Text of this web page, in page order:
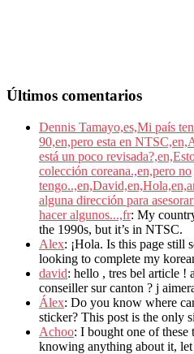
Últimos comentarios
Dennis Tamayo,es,Mi país
90,en,pero esta en
está un poco
colección coreana.,en,pero no
alguna dirección para
hacer algunos...,fr: My
the 1990s, but it’s in NTSC.
Alex: ¡Hola. Is this page still
looking to complete my
david: hello , tres bel article !
conseiller sur canton ? j
Álex: Do you know where
sticker? This post is the only
Achoo: I bought one of these
knowing anything about it,